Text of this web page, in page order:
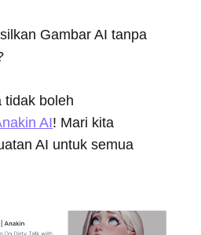
Gambar AI tanpa
tidak boleh
AI! Mari kita
AI untuk semua